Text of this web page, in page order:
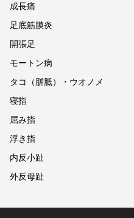
成長痛
足底筋膜炎
開張足
モートン病
タコ（胼胝）・ウオノメ
寝指
屈み指
浮き指
内反小趾
外反母趾